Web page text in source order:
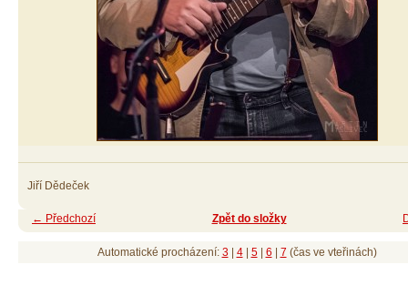
Jiří Dědeček
← Předchozí Zpět do složky
Automatické procházení: 3| 4| 5| 6 7 (čas ve vteřinách)